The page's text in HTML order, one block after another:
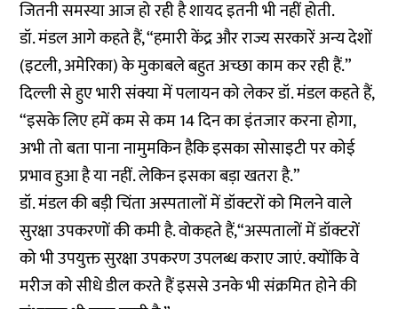
जितनी समस्या आज हो रही है शायद इतनी भी नहीं होती.
डॉ. मंडल आगे कहते हैं, “हमारी केंद्र और राज्य सरकारें अन्य देशों
(इटली, अमेरिका) के मुकाबले बहुत अच्छा काम कर रही हैं.”
दिल्ली से हुए भारी संक्या में पलायन को लेकर डॉ. मंडल कहते हैं,
“इसके लिए हमें कम से कम 14 दिन का इंतजार करना होगा,
अभी तो बता पाना नामुमकिन हैकि इसका सोसाइटी पर कोई
प्रभाव हुआ है या नहीं. लेकिन इसका बड़ा खतरा है.”
डॉ. मंडल की बड़ी चिंता अस्पतालों में डॉक्टरों को मिलने वाले
सुरक्षा उपकरणों की कमी है. वोकहते हैं,“अस्पतालों में डॉक्टरों
को भी उपयुक्त सुरक्षा उपकरण उपलब्ध कराए जाएं. क्योंकि वे
मरीज को सीधे डील करते हैं इससे उनके भी संक्रमित होने की